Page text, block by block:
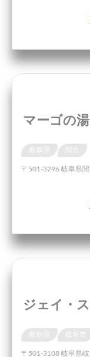
マーゴの湯
岐阜県
〒501-3296 岐阜県
ジェイ・
岐阜県 岐阜市
〒501-3108 岐阜県